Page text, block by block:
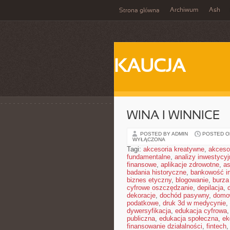
Strona główna Archiwum Ash
KAUCJA
WINA I WINNICE
POSTED BY ADMIN POSTED
WYŁĄCZONA
Tagi: akcesoria kreatywne,
fundamentalne, analizy
finansowe, aplikacje zdrowotne,
badania historyczne, bankowość
biznes etyczny, blogowanie,
cyfrowe oszczędzanie, depilacja,
dekoracje, dochód pasywny,
podatkowe, druk 3d w medycynie,
dywersyfikacja, edukacja cyfrowa,
publiczna, edukacja społeczna,
finansowanie działalności, fintech,